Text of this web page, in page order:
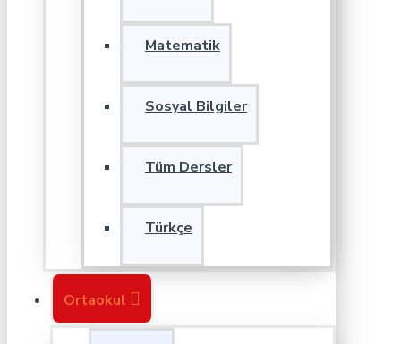
Matematik
Sosyal Bilgiler
Tüm Dersler
Türkçe
Ortaokul